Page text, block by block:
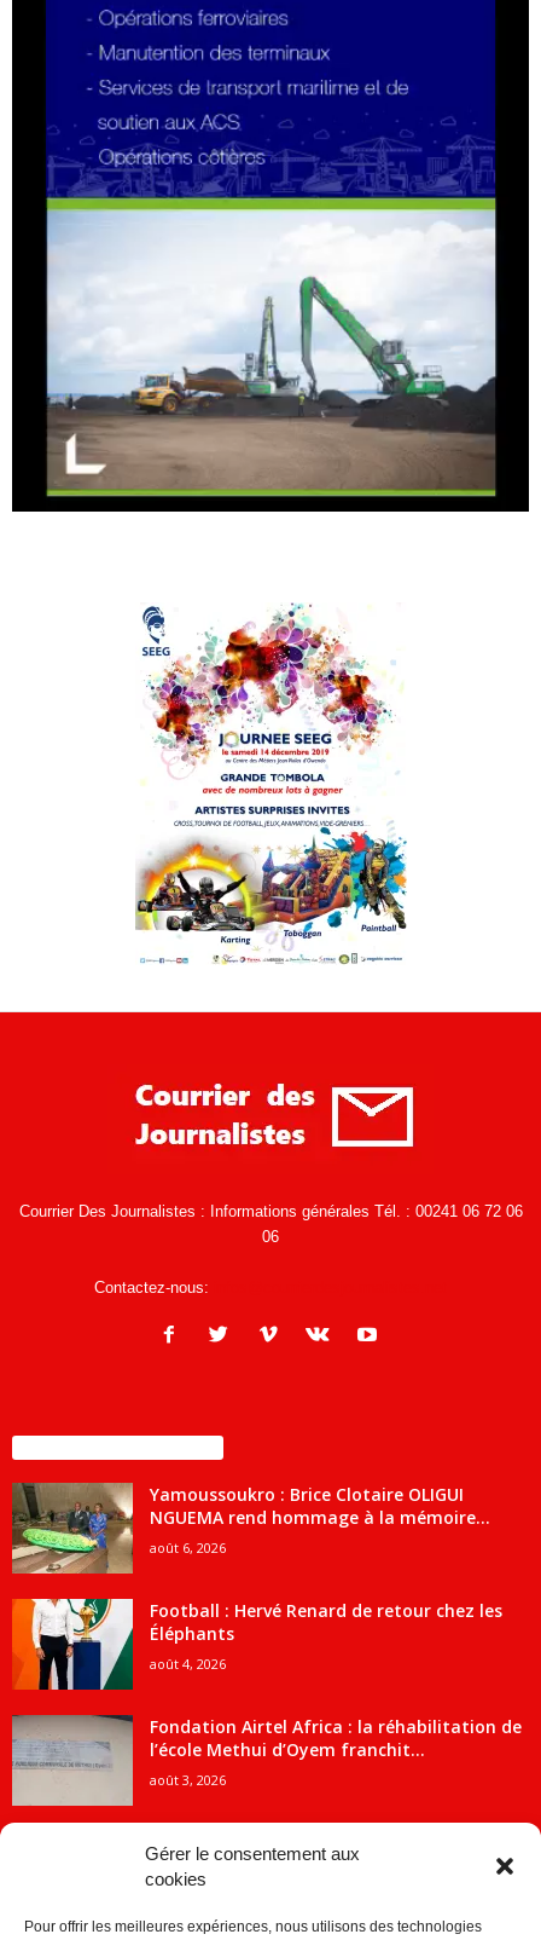
Gérer le consentement aux
cookies
Pour offrir les meilleures expériences, nous utilisons des technologies
Courrier Des Journalistes : Informations générales Tél. : 00241 06 72 06
06
Contactez-nous:
Yamoussoukro : Brice Clotaire OLIGUI
NGUEMA rend hommage à la mémoire...
août 6, 2026
Football : Hervé Renard de retour chez les
Éléphants
août 4, 2026
Fondation Airtel Africa : la réhabilitation de
l’école Methui d’Oyem franchit...
août 3, 2026
ACTUALITES